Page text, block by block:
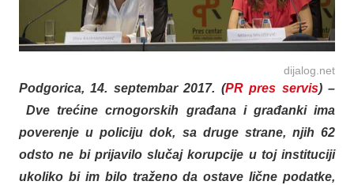
dijalog.net
Podgorica, 14. septembar 2017. (PR pres servis) –
Dve trećine crnogorskih građana i građanki ima
poverenje u policiju dok, sa druge strane, njih 62
odsto ne bi prijavilo slučaj korupcije u toj instituciji
ukoliko bi im bilo traženo da ostave lične podatke,